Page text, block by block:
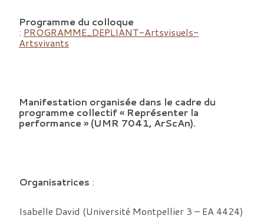
Programme du colloque
: PROGRAMME_DEPLIANT-Artsvisuels-
Artsvivants
Manifestation organisée dans le cadre du
programme collectif « Représenter la
performance » (UMR 7041, ArScAn).
Organisatrices :
Isabelle David (Université Montpellier 3 – EA 4424)